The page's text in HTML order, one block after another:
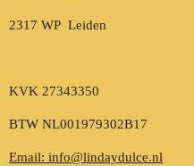
2317 WP Leiden
KVK 27343350
BTW NL001979302B17
Email: info@lindaydulce.nl